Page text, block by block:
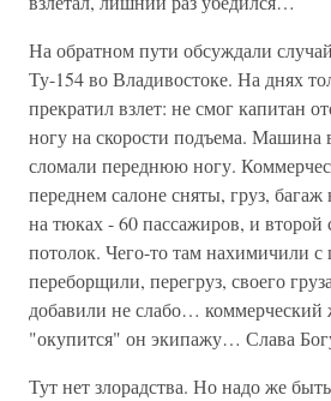
На обратном пути обсуждали
Ту-154 во Владивостоке. На днях
прекратил взлет: не смог капитан
ногу на скорости подъема. Машина
сломали переднюю ногу.
переднем салоне сняты, груз, багаж
на тюках - 60 пассажиров, и второй
потолок. Чего-то там нахимичили с
переборщили, перегруз, своего
добавили не слабо…
"окупится" он экипажу… Слава
Тут нет злорадства. Но надо же